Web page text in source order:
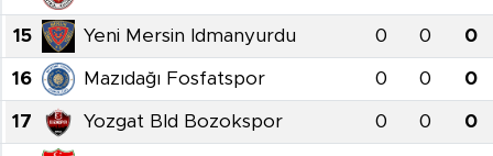
15 Yeni Mersin Idmanyurdu 0 0 0
16 Mazıdağı Fosfatspor 0 0 0
17 Yozgat Bld Bozokspor 0 0 0